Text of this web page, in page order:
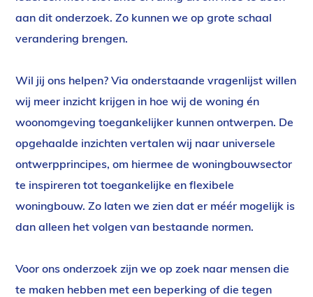
aan dit onderzoek. Zo kunnen we op grote schaal
verandering brengen.
Wil jij ons helpen? Via onderstaande vragenlijst willen
wij meer inzicht krijgen in hoe wij de woningén
woonomgeving toegankelijker kunnen ontwerpen. De
opgehaalde inzichten vertalen wij naar universele
ontwerpprincipes, om hiermee de woningbouwsector
te inspireren tot toegankelijke en flexibele
woningbouw. Zo laten we zien dat er méér mogelijk is
dan alleen het volgen van bestaande normen.
Voor ons onderzoek zijn we op zoek naar mensen die
te maken hebben met een beperking of die tegen